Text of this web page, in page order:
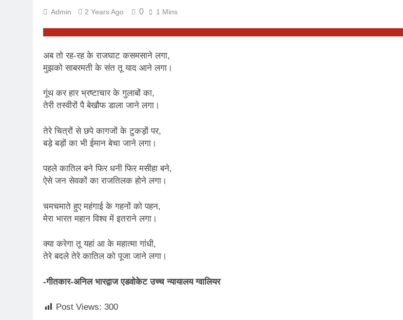
1 Year Ago
1 Year Ago
अनुराधा प्रकाशन, नई दिल्ली द्वारा ‘पुस्तक लोकार्पण, काव्य गोष्ठी एवं सम्मान
विश्व पुस्तक मेले (10-18 फरवरी) में अनुराधा प्रकाशन के स्टाल पर अपनी पुस्तक
नोसेना प्रमुख एडमिरल आर हरि कुमार ने किया अनुराधा प्रकाशन की पुस्तकों एवं
श्री
Admin 2 Years Ago 0 1 Mins
अब तो रह-रह के राजघाट कसमसाने लगा,
मुझको साबरमती के संत तू याद आने लगा।
गूंथ कर हार भ्रष्टाचार के गुलाबों का,
तेरी तस्वीरों पै बेखौफ डाला जाने लगा।
तेरे चित्रों से छपे कागजों के टुकड़ों पर,
बड़े बड़ों का भी ईमान बेचा जाने लगा।
पहले कातिल बने फिर धनी फिर मसीहा बने,
ऐसे जन सेवकों का राजतिलक होने लगा।
चमचमाते हुए महंगाई के गहनों को पहन,
मेरा भारत महान विश्व में इतराने लगा।
क्या करेगा तू यहां आ के महात्मा गांधी,
तेरे बदले तेरे कातिल को पूजा जाने लगा।
-गीतकार-अनिल भारद्वाज एडवोकेट उच्च न्यायालय ग्वालियर
Post Views: 300